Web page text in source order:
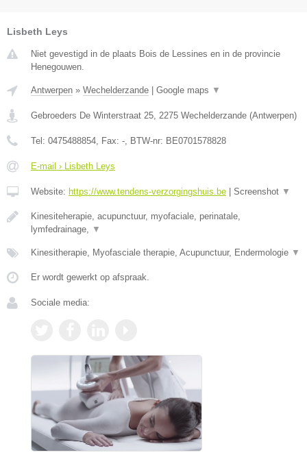
Lisbeth Leys
Niet gevestigd in de plaats Bois de Lessines en in de provincie
Henegouwen.
Antwerpen » Wechelderzande Google maps ▼
Gebroeders De Winterstraat 25 2275 Wechelderzande (Antwerpen)
Tel: 0475488854 , Fax: - , BTW-nr: BE0701578828
E-mail › Lisbeth Leys
Website: https://www.tendens-verzorgingshuis.be Screenshot ▼
Kinesiteherapie, acupunctuur, myofaciale, perinatale,
lymfedrainage,
▼
Kinesitherapie, Myofasciale therapie, Acupunctuur, Endermologie ▼
Er wordt gewerkt op afspraak.
Sociale media: